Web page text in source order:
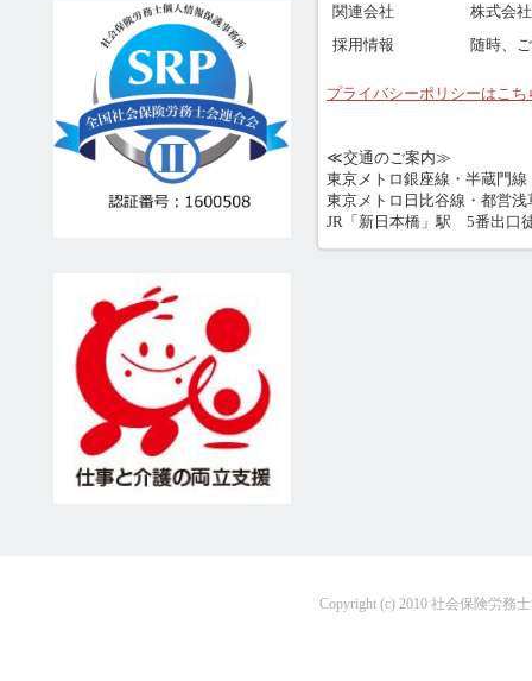
関連会社
株式会
採用情報
随時、
プライバシーポリシーはこち
≪交通のご案内≫
東京メトロ銀座線・半蔵門
東京メトロ日比谷線・都営
JR「新日本橋」駅 5番出口
Copyright (c) 2010 社会保険労務